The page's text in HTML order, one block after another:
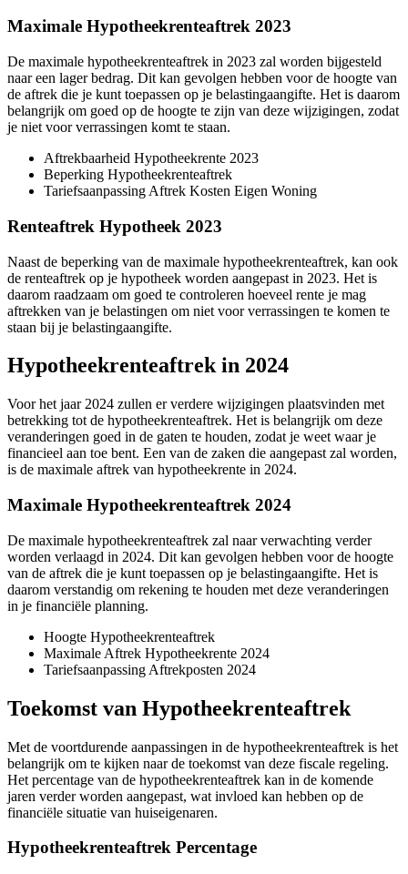
Maximale Hypotheekrenteaftrek 2023
De maximale hypotheekrenteaftrek in 2023 zal worden bijgesteld
naar een lager bedrag. Dit kan gevolgen hebben voor de hoogte van
de aftrek die je kunt toepassen op je belastingaangifte. Het is daarom
belangrijk om goed op de hoogte te zijn van deze wijzigingen, zodat
je niet voor verrassingen komt te staan.
Aftrekbaarheid Hypotheekrente 2023
Beperking Hypotheekrenteaftrek
Tariefsaanpassing Aftrek Kosten Eigen Woning
Renteaftrek Hypotheek 2023
Naast de beperking van de maximale hypotheekrenteaftrek, kan ook
de renteaftrek op je hypotheek worden aangepast in 2023. Het is
daarom raadzaam om goed te controleren hoeveel rente je mag
aftrekken van je belastingen om niet voor verrassingen te komen te
staan bij je belastingaangifte.
Hypotheekrenteaftrek in 2024
Voor het jaar 2024 zullen er verdere wijzigingen plaatsvinden met
betrekking tot de hypotheekrenteaftrek. Het is belangrijk om deze
veranderingen goed in de gaten te houden, zodat je weet waar je
financieel aan toe bent. Een van de zaken die aangepast zal worden,
is de maximale aftrek van hypotheekrente in 2024.
Maximale Hypotheekrenteaftrek 2024
De maximale hypotheekrenteaftrek zal naar verwachting verder
worden verlaagd in 2024. Dit kan gevolgen hebben voor de hoogte
van de aftrek die je kunt toepassen op je belastingaangifte. Het is
daarom verstandig om rekening te houden met deze veranderingen
in je financiële planning.
Hoogte Hypotheekrenteaftrek
Maximale Aftrek Hypotheekrente 2024
Tariefsaanpassing Aftrekposten 2024
Toekomst van Hypotheekrenteaftrek
Met de voortdurende aanpassingen in de hypotheekrenteaftrek is het
belangrijk om te kijken naar de toekomst van deze fiscale regeling.
Het percentage van de hypotheekrenteaftrek kan in de komende
jaren verder worden aangepast, wat invloed kan hebben op de
financiële situatie van huiseigenaren.
Hypotheekrenteaftrek Percentage